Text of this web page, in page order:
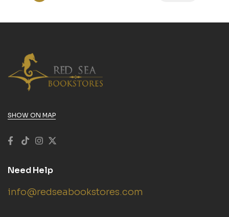
SHOW ON MAP
Need Help
info@redseabookstores.com